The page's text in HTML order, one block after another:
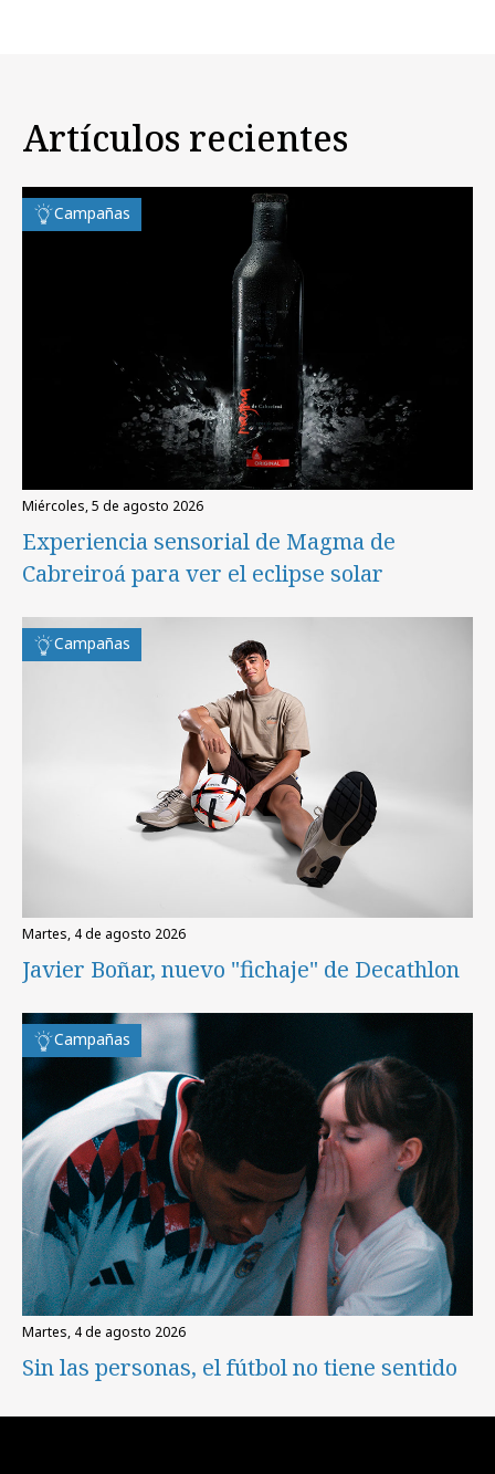
Artículos recientes
Campañas
miércoles, 5 de agosto 2026
Experiencia sensorial de Magma de
Cabreiroá para ver el eclipse solar
Campañas
martes, 4 de agosto 2026
Javier Boñar, nuevo "fichaje" de Decathlon
Campañas
martes, 4 de agosto 2026
Sin las personas, el fútbol no tiene sentido